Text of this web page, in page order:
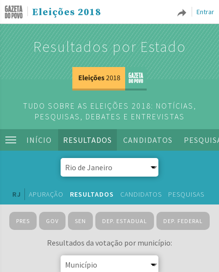
Entrar
Eleições 2018
Resultados por Estado
TUDO SOBRE AS ELEIÇÕES 2018: NOTÍCIAS,
PESQUISAS, DEBATES E ENTREVISTAS
INÍCIO RESULTADOS CANDIDATOS
RJ APURAÇÃO RESULTADOS CANDIDATOS PESQUISAS
PRES GOV SEN DEP. ESTADUAL DEP. FEDERAL
Resultados da votação por município: